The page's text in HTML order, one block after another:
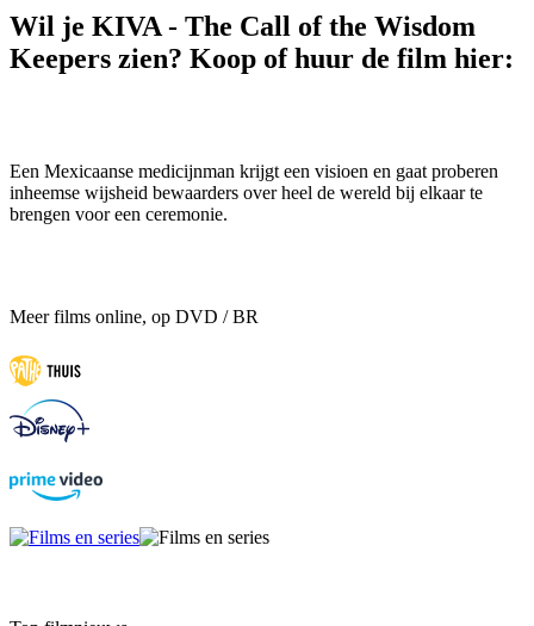
Wil je KIVA - The Call of the Wisdom
Keepers zien? Koop of huur de film hier:
Een Mexicaanse medicijnman krijgt een visioen en gaat proberen
inheemse wijsheid bewaarders over heel de wereld bij elkaar te
brengen voor een ceremonie.
Meer films online, op DVD / BR